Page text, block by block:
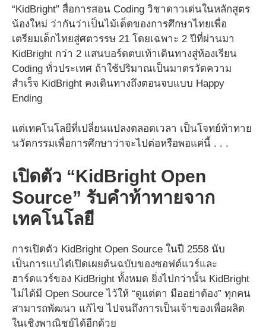
“KidBright” สื่อการสอน Coding วิชาดาวเด่นในหลักสูตร
น้องใหม่ ว่ากันว่าเป็นไม้เด็ดของการศึกษาไทยเพื่อ
เตรียมเด็กไทยสู่ศตวรรษ 21 โดยเฉพาะ 2 ปีที่ผ่านมา
KidBright กว่า 2 แสนบอร์ดตบเท้าเดินทางสู่ห้องเรียน
Coding ทั่วประเทศ ถ้าใช้ปริมาณเป็นมาตรวัดความ
สำเร็จ KidBright คงเดินทางถึงตอนจบแบบ Happy
Ending
แต่เทคโนโลยีที่เปลี่ยนแปลงตลอดเวลา เป็นโจทย์ท้าทาย
นวัตกรรมเพื่อการศึกษาว่าจะไปต่อหรือพอแค่นี้ . . .
เปิดตัว “KidBright Open
Source” รับคำท้าทายจาก
เทคโนโลยี
การเปิดตัว KidBright Open Source ในปี 2558 นับ
เป็นการแบไต๋เปิดเผยต้นฉบับของซอฟต์แวร์และ
ฮาร์ดแวร์ของ KidBright ทั้งหมด ยิ่งไปกว่านั้น KidBright
ไม่ได้มี Open Source ไว้ให้ “ดูแต่ตา มืออย่าต้อง” ทุกคน
สามารถพัฒนา แก้ไข ไปจนถึงการเป็นเจ้าของเพื่อผลิต
ในเชิงพาณิชย์ได้อีกด้วย